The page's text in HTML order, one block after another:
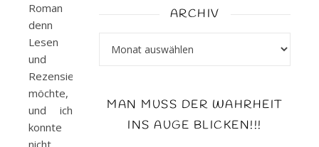
Roman
denn
Lesen
und
Rezensieren
möchte,
und ich
konnte
nicht
ARCHIV
MAN MUSS DER WAHRHEIT
INS AUGE BLICKEN!!!